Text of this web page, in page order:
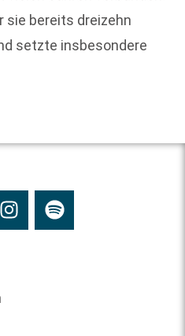
sie bereits dreizehn
setzte insbesondere